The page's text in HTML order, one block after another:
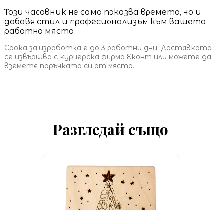
Този часовник не само показва времето, но и
добавя стил и професионализъм към вашето
работно място.
Срока за изработка е до 3 работни дни. Доставката
се извършва с куриерска фирма Еконт или можете да
вземете поръчката си от място.
Разгледай също